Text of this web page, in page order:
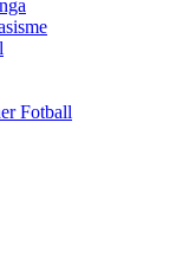
Fotball